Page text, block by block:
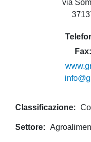
via
Fax
Classificazione
Settore